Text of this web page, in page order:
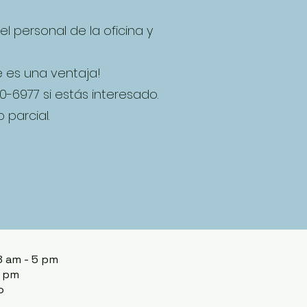
personal de la oficina y
es una ventaja!
6977 si estás interesado.
parcial.
am - 5 pm